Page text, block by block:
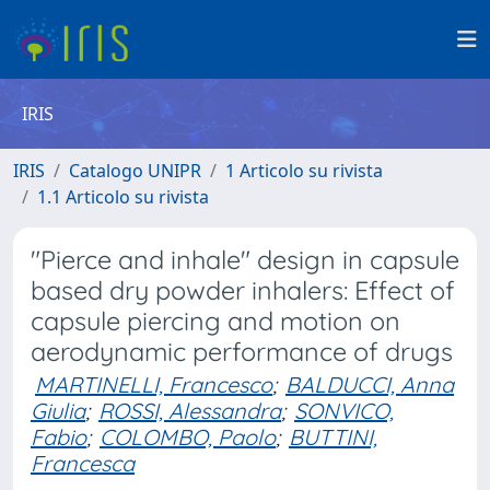
IRIS
IRIS Catalogo UNIPR
1 Articolo su rivista
1.1 Articolo su rivista
"Pierce and inhale" design in capsule
based dry powder inhalers: Effect of
capsule piercing and motion on
aerodynamic performance of drugs
MARTINELLI, Francesco; BALDUCCI, Anna
Giulia; ROSSI, Alessandra; SONVICO,
Fabio; COLOMBO, Paolo; BUTTINI,
Francesca